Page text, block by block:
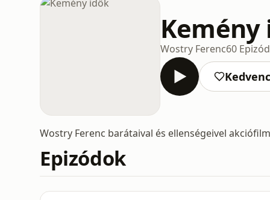
Kemény
Wostry Ferenc60
Wostry Ferenc barátaival és ellenségeivel
Epizódok